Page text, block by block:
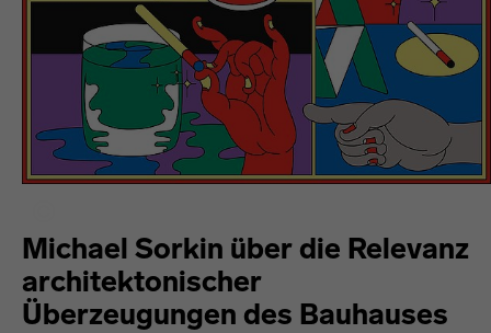
Michael Sorkin über die Relevanz
architektonischer
Überzeugungen des Bauhauses